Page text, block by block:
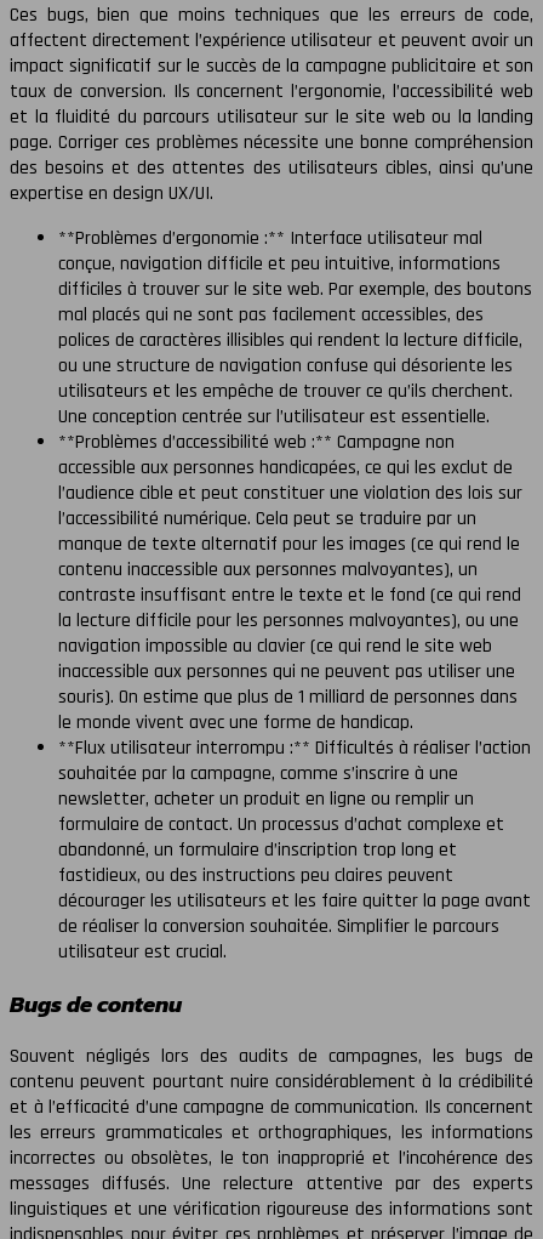
Ces bugs, bien que moins techniques que les erreurs de code,
affectent directement l’expérience utilisateur et peuvent avoir un
impact significatif sur le succès de la campagne publicitaire et son
taux de conversion. Ils concernent l’ergonomie, l’accessibilité web
et la fluidité du parcours utilisateur sur le site web ou la landing
page. Corriger ces problèmes nécessite une bonne compréhension
des besoins et des attentes des utilisateurs cibles, ainsi qu’une
expertise en design UX/UI.
**Problèmes d’ergonomie :** Interface utilisateur mal
conçue, navigation difficile et peu intuitive, informations
difficiles à trouver sur le site web. Par exemple, des boutons
mal placés qui ne sont pas facilement accessibles, des
polices de caractères illisibles qui rendent la lecture difficile,
ou une structure de navigation confuse qui désoriente les
utilisateurs et les empêche de trouver ce qu’ils cherchent.
Une conception centrée sur l’utilisateur est essentielle.
**Problèmes d’accessibilité web :** Campagne non
accessible aux personnes handicapées, ce qui les exclut de
l’audience cible et peut constituer une violation des lois sur
l’accessibilité numérique. Cela peut se traduire par un
manque de texte alternatif pour les images (ce qui rend le
contenu inaccessible aux personnes malvoyantes), un
contraste insuffisant entre le texte et le fond (ce qui rend
la lecture difficile pour les personnes malvoyantes), ou une
navigation impossible au clavier (ce qui rend le site web
inaccessible aux personnes qui ne peuvent pas utiliser une
souris). On estime que plus de 1 milliard de personnes dans
le monde vivent avec une forme de handicap.
**Flux utilisateur interrompu :** Difficultés à réaliser l’action
souhaitée par la campagne, comme s’inscrire à une
newsletter, acheter un produit en ligne ou remplir un
formulaire de contact. Un processus d’achat complexe et
abandonné, un formulaire d’inscription trop long et
fastidieux, ou des instructions peu claires peuvent
décourager les utilisateurs et les faire quitter la page avant
de réaliser la conversion souhaitée. Simplifier le parcours
utilisateur est crucial.
Bugs de contenu
Souvent négligés lors des audits de campagnes, les bugs de
contenu peuvent pourtant nuire considérablement à la crédibilité
et à l’efficacité d’une campagne de communication. Ils concernent
les erreurs grammaticales et orthographiques, les informations
incorrectes ou obsolètes, le ton inapproprié et l’incohérence des
messages diffusés. Une relecture attentive par des experts
linguistiques et une vérification rigoureuse des informations sont